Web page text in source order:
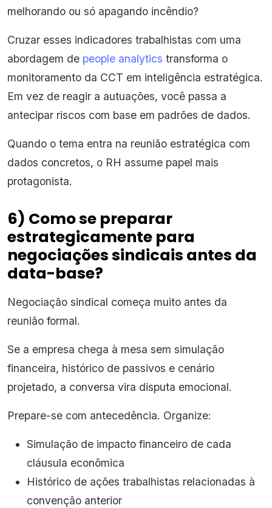
melhorando ou só apagando incêndio?
Cruzar esses indicadores trabalhistas com uma
abordagem de people analytics transforma o
monitoramento da CCT em inteligência estratégica.
Em vez de reagir a autuações, você passa a
antecipar riscos com base em padrões de dados.
Quando o tema entra na reunião estratégica com
dados concretos, o RH assume papel mais
protagonista.
6) Como se preparar
estrategicamente para
negociações sindicais antes da
data-base?
Negociação sindical começa muito antes da
reunião formal.
Se a empresa chega à mesa sem simulação
financeira, histórico de passivos e cenário
projetado, a conversa vira disputa emocional.
Prepare-se com antecedência. Organize:
Simulação de impacto financeiro de cada
cláusula econômica
Histórico de ações trabalhistas relacionadas à
convenção anterior